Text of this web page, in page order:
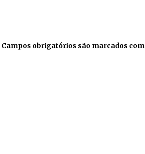
Campos obrigatórios são marcados com